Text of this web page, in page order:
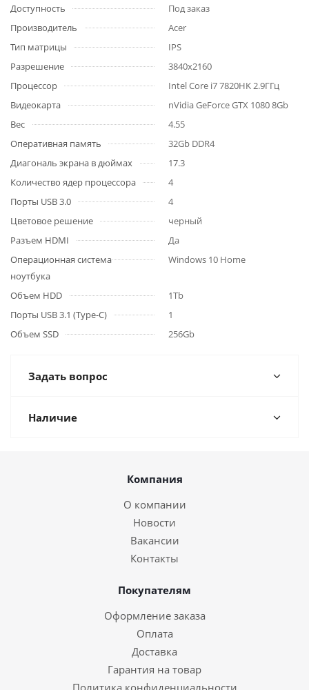
Доступность
Под заказ
Производитель
Acer
Тип матрицы
IPS
Разрешение
3840x2160
Процессор
Intel Core i7 7820HK 2.9ГГц
Видеокарта
nVidia GeForce GTX 1080 8Gb
Вес
4.55
Оперативная память
32Gb DDR4
Диагональ экрана в дюймах
17.3
Количество ядер процессора
4
Порты USB 3.0
4
Цветовое решение
черный
Разъем HDMI
Да
Операционная система
ноутбука
Windows 10 Home
Объем HDD
1Tb
Порты USB 3.1 (Type-C)
1
Объем SSD
256Gb
Задать вопрос
Наличие
Компания
О компании
Новости
Вакансии
Контакты
Покупателям
Оформление заказа
Оплата
Доставка
Гарантия на товар
Политика конфиденциальности